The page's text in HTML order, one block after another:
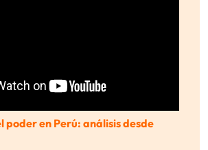
poder en Perú: análisis desde